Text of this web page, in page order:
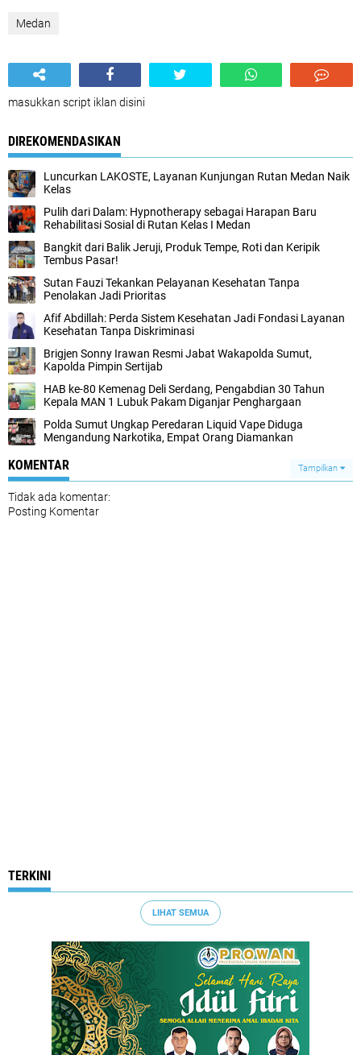
Medan
masukkan script iklan disini
DIREKOMENDASIKAN
Luncurkan LAKOSTE, Layanan Kunjungan Rutan Medan Naik
Kelas
Pulih dari Dalam: Hypnotherapy sebagai Harapan Baru
Rehabilitasi Sosial di Rutan Kelas I Medan
Bangkit dari Balik Jeruji, Produk Tempe, Roti dan Keripik
Tembus Pasar!
Sutan Fauzi Tekankan Pelayanan Kesehatan Tanpa
Penolakan Jadi Prioritas
Afif Abdillah: Perda Sistem Kesehatan Jadi Fondasi Layanan
Kesehatan Tanpa Diskriminasi
Brigjen Sonny Irawan Resmi Jabat Wakapolda Sumut,
Kapolda Pimpin Sertijab
HAB ke-80 Kemenag Deli Serdang, Pengabdian 30 Tahun
Kepala MAN 1 Lubuk Pakam Diganjar Penghargaan
Polda Sumut Ungkap Peredaran Liquid Vape Diduga
Mengandung Narkotika, Empat Orang Diamankan
KOMENTAR Tampilkan
Tidak ada komentar:
Posting Komentar
TERKINI
LIHAT SEMUA